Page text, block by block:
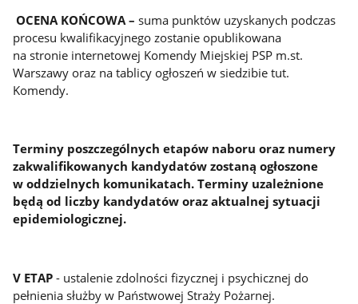
OCENA KOŃCOWA – suma punktów uzyskanych podczas
procesu kwalifikacyjnego zostanie opublikowana
na stronie internetowej Komendy Miejskiej PSP m.st.
Warszawy oraz na tablicy ogłoszeń w siedzibie tut.
Komendy.
Terminy poszczególnych etapów naboru oraz numery
zakwalifikowanych kandydatów zostaną ogłoszone
w oddzielnych komunikatach. Terminy uzależnione
będą od liczby kandydatów oraz aktualnej sytuacji
epidemiologicznej.
V ETAP- ustalenie zdolności fizycznej i psychicznej do
pełnienia służby w Państwowej Straży Pożarnej.